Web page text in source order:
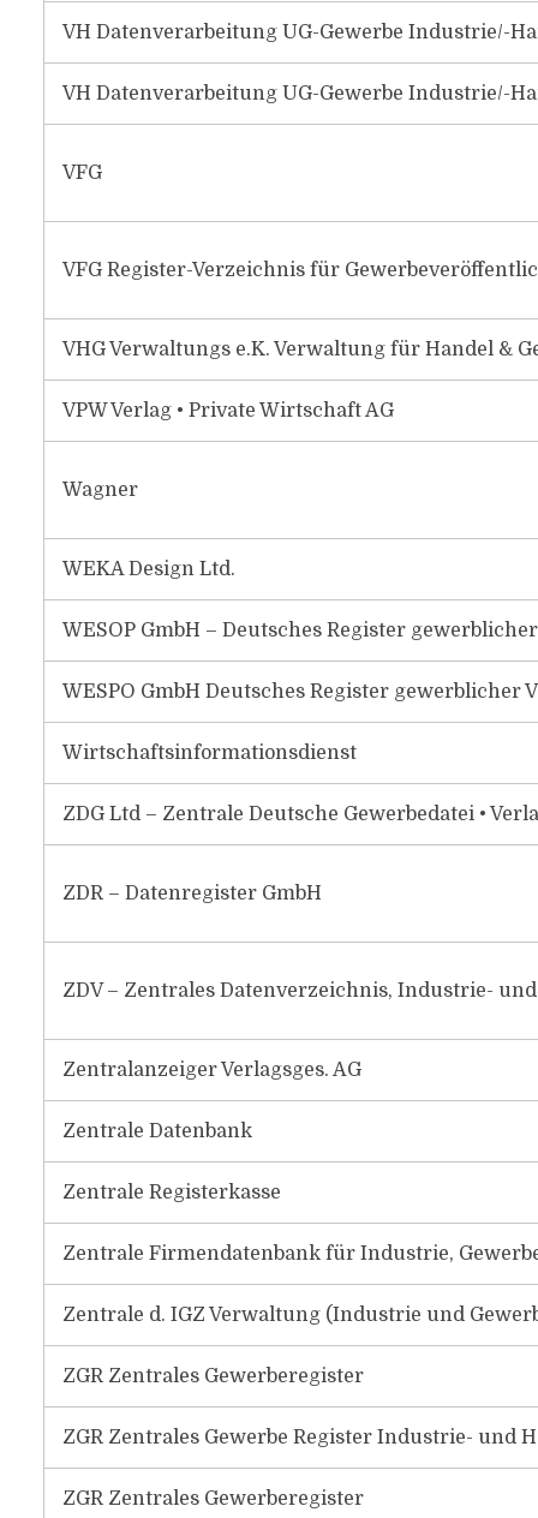
VH Datenverarbeitung UG-Gewerbe Industrie/-
VH Datenverarbeitung UG-Gewerbe Industrie/-
VFG
VFG Register-Verzeichnis für
VHG Verwaltungs e.K. Verwaltung für Handel &
VPW Verlag • Private Wirtschaft AG
Wagner
WEKA Design Ltd.
WESOP GmbH – Deutsches Register
WESPO GmbH Deutsches Register gewerblicher
Wirtschaftsinformationsdienst
ZDG Ltd – Zentrale Deutsche Gewerbedatei •
ZDR – Datenregister GmbH
ZDV – Zentrales Datenverzeichnis, Industrie-
Zentralanzeiger Verlagsges. AG
Zentrale Datenbank
Zentrale Registerkasse
Zentrale Firmendatenbank für Industrie,
Zentrale d. IGZ Verwaltung (Industrie und
ZGR Zentrales Gewerberegister
ZGR Zentrales Gewerbe Register Industrie- und
ZGR Zentrales Gewerberegister